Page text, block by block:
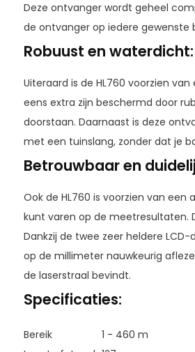
Deze ontvanger wordt geheel
de ontvanger op iedere
Robuust en waterdicht:
Uiteraard is de HL760 voorzien
eens extra zijn beschermd door
doorstaan. Daarnaast is deze
met een tuinslang, zonder dat je
Betrouwbaar en
Ook de HL760 is voorzien van
kunt varen op de meetresultaten.
Dankzij de twee zeer heldere
op de millimeter nauwkeurig
de laserstraal bevindt.
Specificaties:
Bereik
1 - 460 m